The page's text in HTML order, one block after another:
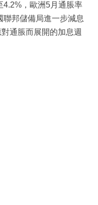
4.2%，歐洲5月通脹率
邦儲備局進一步減息
通脹而展開的加息週